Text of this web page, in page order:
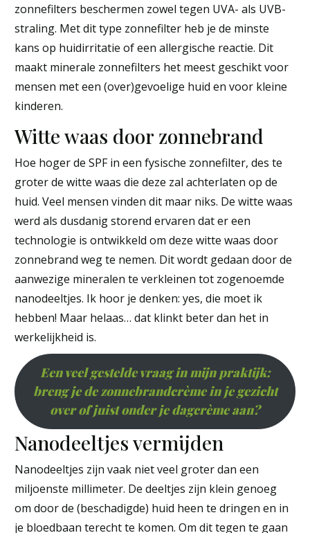
zonnefilters beschermen zowel tegen UVA- als UVB-
straling. Met dit type zonnefilter heb je de minste
kans op huidirritatie of een allergische reactie. Dit
maakt minerale zonnefilters het meest geschikt voor
mensen met een (over)gevoelige huid en voor kleine
kinderen.
Witte waas door zonnebrand
Hoe hoger de SPF in een fysische zonnefilter, des te
groter de witte waas die deze zal achterlaten op de
huid. Veel mensen vinden dit maar niks. De witte waas
werd als dusdanig storend ervaren dat er een
technologie is ontwikkeld om deze witte waas door
zonnebrand weg te nemen. Dit wordt gedaan door de
aanwezige mineralen te verkleinen tot zogenoemde
nanodeeltjes. Ik hoor je denken: yes, die moet ik
hebben! Maar helaas… dat klinkt beter dan het in
werkelijkheid is.
Een veel gestelde vraag in mijn praktijk:
breng je de zonnebrandcrème in je gezicht
over of juist onder je dagcrème aan?
Nanodeeltjes vermijden
Nanodeeltjes zijn vaak niet veel groter dan een
miljoenste millimeter. De deeltjes zijn klein genoeg
om door de (beschadigde) huid heen te dringen en in
je bloedbaan terecht te komen. Om dit tegen te gaan